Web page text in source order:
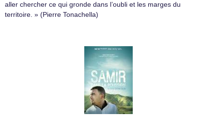
aller chercher ce qui gronde dans l’oubli et les marges du
territoire. » (Pierre Tonachella)